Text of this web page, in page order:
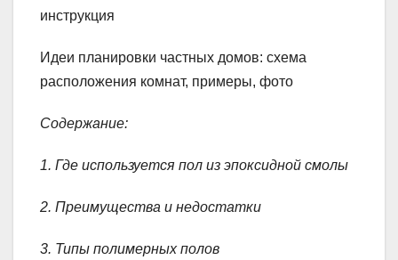
инструкция
Идеи планировки частных домов: схема
расположения комнат, примеры, фото
Содержание:
1. Где используется пол из эпоксидной смолы
2. Преимущества и недостатки
3. Типы полимерных полов